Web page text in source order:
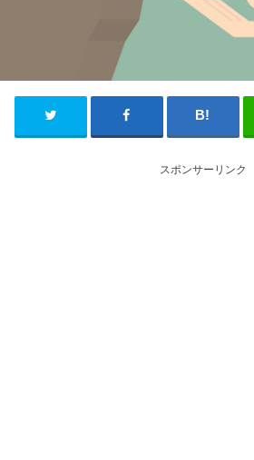
スポンサーリンク